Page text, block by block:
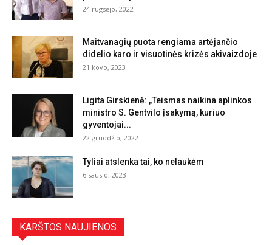
24 rugsėjo, 2022
Maitvanagių puota rengiama artėjančio
didelio karo ir visuotinės krizės akivaizdoje
21 kovo, 2023
Ligita Girskienė: „Teismas naikina aplinkos
ministro S. Gentvilo įsakymą, kuriuo
gyventojai...
22 gruodžio, 2022
Tyliai atslenka tai, ko nelaukėm
6 sausio, 2023
KARŠTOS NAUJIENOS